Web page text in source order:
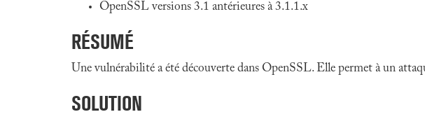
OpenSSL versions 3.1 antérieures à 3.1.1.x
RÉSUMÉ
Une vulnérabilité a été découverte dans OpenSSL. Elle permet à un
SOLUTION